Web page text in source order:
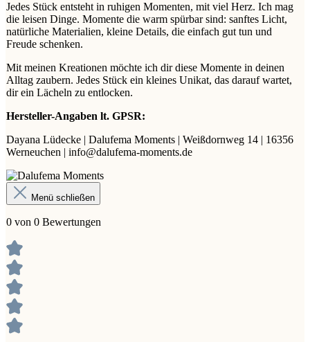
Jedes Stück entsteht in ruhigen Momenten, mit viel Herz. Ich mag
die leisen Dinge. Momente die warm spürbar sind: sanftes Licht,
natürliche Materialien, kleine Details, die einfach gut tun und
Freude schenken.
Mit meinen Kreationen möchte ich dir diese Momente in deinen
Alltag zaubern. Jedes Stück ein kleines Unikat, das darauf wartet,
dir ein Lächeln zu entlocken.
Hersteller-Angaben lt. GPSR:
Dayana Lüdecke | Dalufema Moments | Weißdornweg 14 | 16356
Werneuchen | info@dalufema-moments.de
Menü schließen
0 von 0 Bewertungen